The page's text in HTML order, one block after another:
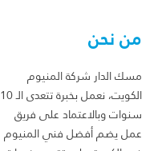
من نحن
مسك الدار شركة المنيوم
الكويت، نعمل بخبرة تتعدى الـ 10
سنوات وبالاعتماد على فريق
عمل يضم أفضل فني المنيوم